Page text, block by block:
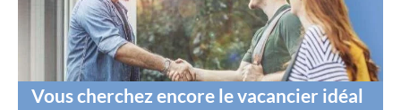
Vous cherchez encore le vacancier idéal